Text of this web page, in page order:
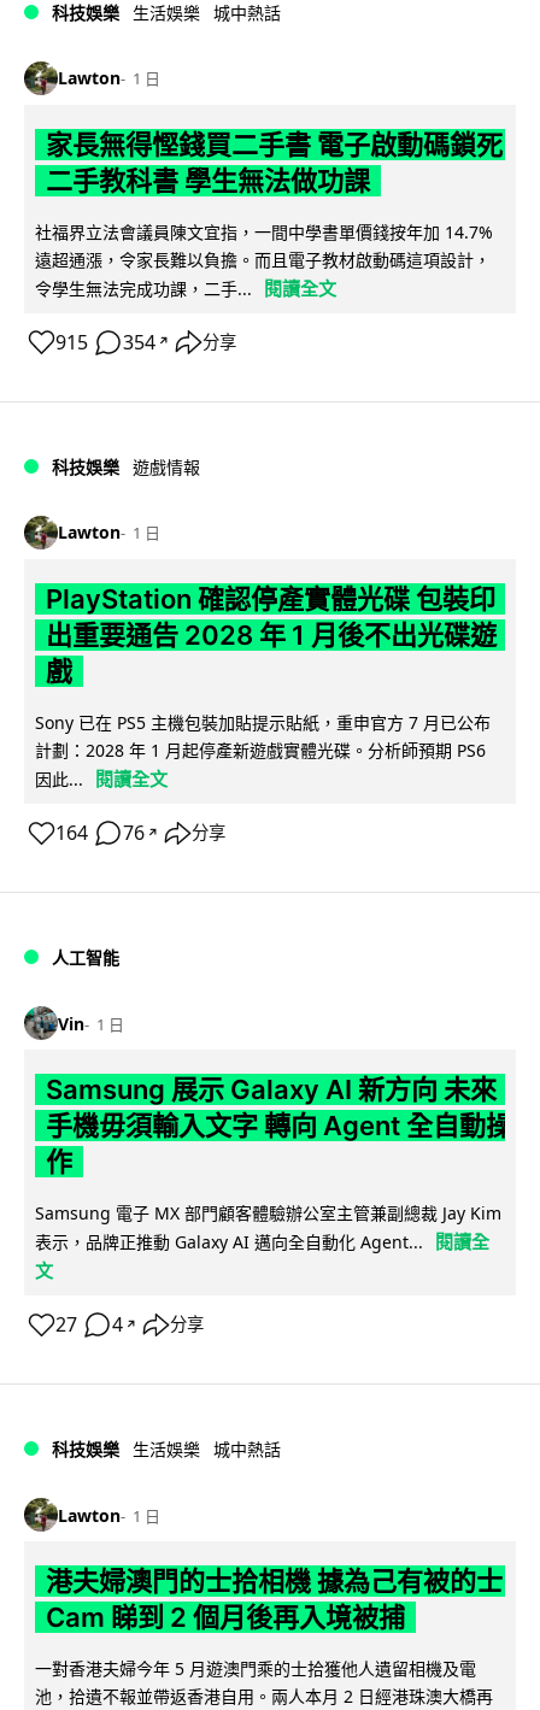
科技娛樂 生活娛樂 城中熱話
Lawton 1 日
家長無得慳錢買二手書 電子啟動碼鎖死
二手教科書 學生無法做功課
社福界立法會議員陳文宜指，一間中學書單價錢按年加 14.7%
遠超通漲，令家長難以負擔。而且電子教材啟動碼這項設計，
令學生無法完成功課，二手...
閱讀全文
915 354 ↗ 分享
科技娛樂 遊戲情報
Lawton 1 日
PlayStation 確認停產實體光碟 包裝印
出重要通告 2028 年 1 月後不出光碟遊
戲
Sony 已在 PS5 主機包裝加貼提示貼紙，重申官方 7 月已公布
計劃：2028 年 1 月起停產新遊戲實體光碟。分析師預期 PS6
因此...
閱讀全文
164 76 ↗ 分享
人工智能
Vin 1 日
Samsung 展示 Galaxy AI 新方向 未來
手機毋須輸入文字 轉向 Agent 全自動操
作
Samsung 電子 MX 部門顧客體驗辦公室主管兼副總裁 Jay Kim
表示，品牌正推動 Galaxy AI 邁向全自動化 Agent...
閱讀全
文
27 4 ↗ 分享
科技娛樂 生活娛樂 城中熱話
Lawton 1 日
港夫婦澳門的士拾相機 據為己有被的士
Cam 睇到 2 個月後再入境被捕
一對香港夫婦今年 5 月遊澳門乘的士拾獲他人遺留相機及電
池，拾遺不報並帶返香港自用。兩人本月 2 日經港珠澳大橋再